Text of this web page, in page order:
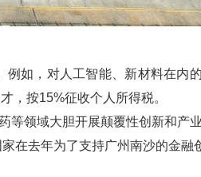
如，对人工智能、新材料在内
，按15%征收个人所得税。
等领域大胆开展颠覆性创新和产
在去年为了支持广州南沙的金融